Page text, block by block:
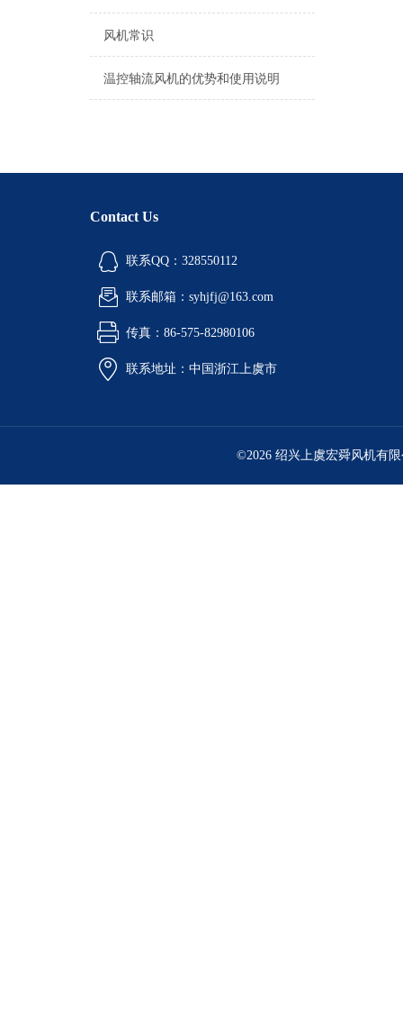
风机常识
温控轴流风机的优势和使用说明
Contact Us
联系QQ：328550112
联系邮箱：syhjfj@163.com
传真：86-575-82980106
联系地址：中国浙江上虞市
©2026 绍兴上虞宏舜风机有